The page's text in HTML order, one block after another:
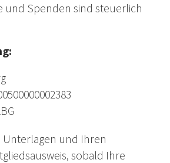
und Spenden sind steuerlich
Unterlagen und Ihren
sobald Ihre